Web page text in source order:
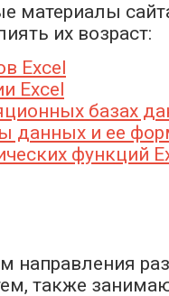
материалы
их возраст:
Excel
Excel
базах
данных и ее
функций
направления
также